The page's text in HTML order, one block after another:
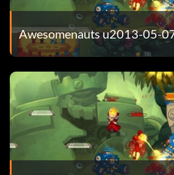
Awesomenauts u2013-05-